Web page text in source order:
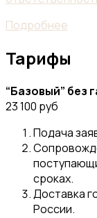
Подробнее
Тарифы
“Базовый” без
23 100 руб
Подача
сроках.
Доставка
России.